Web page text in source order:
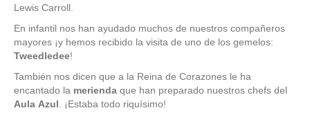
Lewis Carroll.
En infantil nos han ayudado muchos de nuestros compañeros
mayores ¡y hemos recibido la visita de uno de los gemelos:
Tweedledee!
También nos dicen que a la Reina de Corazones le ha
encantado la merienda que han preparado nuestros chefs del
Aula Azul . ¡Estaba todo riquísimo!